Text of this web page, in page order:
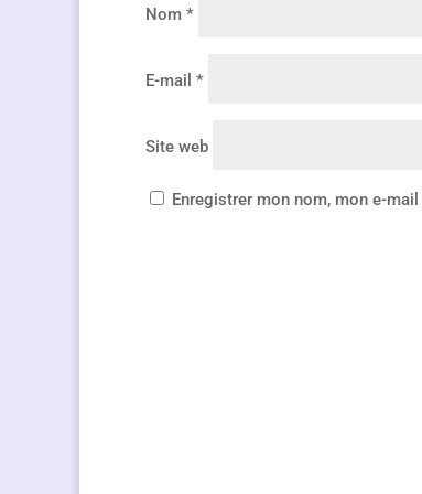
Nom *
E-mail *
Site web
Enregistrer mon nom, mon e-